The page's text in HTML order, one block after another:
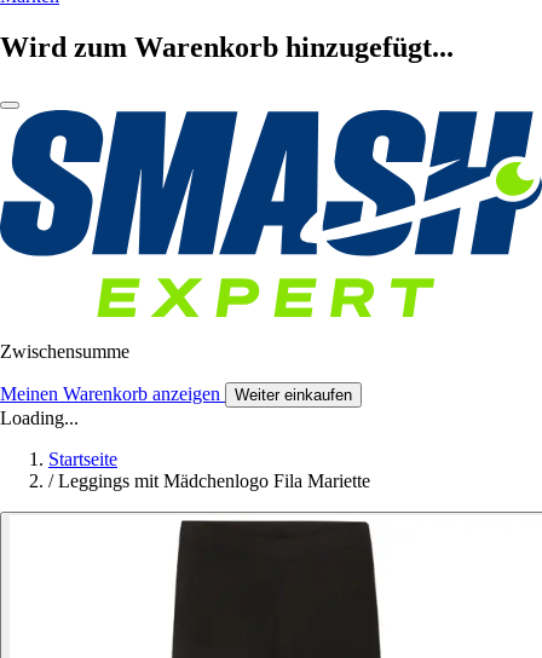
Wird zum Warenkorb hinzugefügt...
Zwischensumme
Meinen Warenkorb anzeigen Weiter einkaufen
Loading...
Startseite
/ Leggings mit Mädchenlogo Fila Mariette